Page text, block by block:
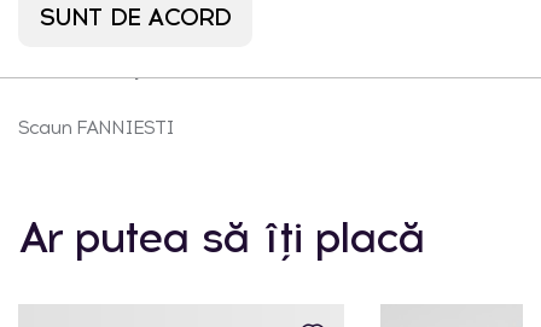
Scaun FANNIESTI
Ar putea să îți placă
SUNT DE ACORD